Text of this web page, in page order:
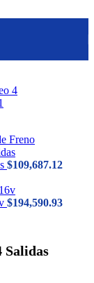
Freno
$109,687.12
$194,590.93
Salidas